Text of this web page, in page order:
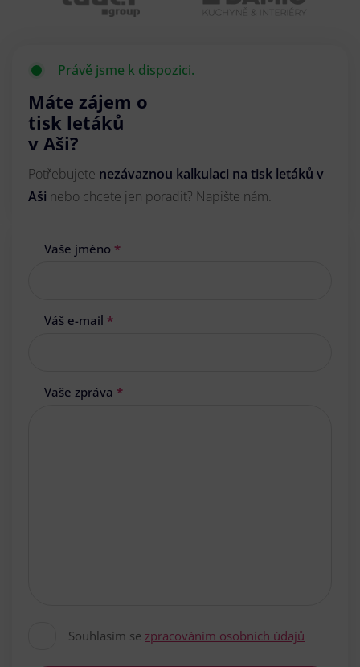
Právě jsme k dispozici.
Máte zájem o
tisk letáků
v Aši?
Potřebujete nezávaznou kalkulaci na tisk letáků v
Aši nebo chcete jen poradit? Napište nám.
Vaše jméno *
Váš e-mail *
Vaše zpráva *
Souhlasím se zpracováním osobních údajů